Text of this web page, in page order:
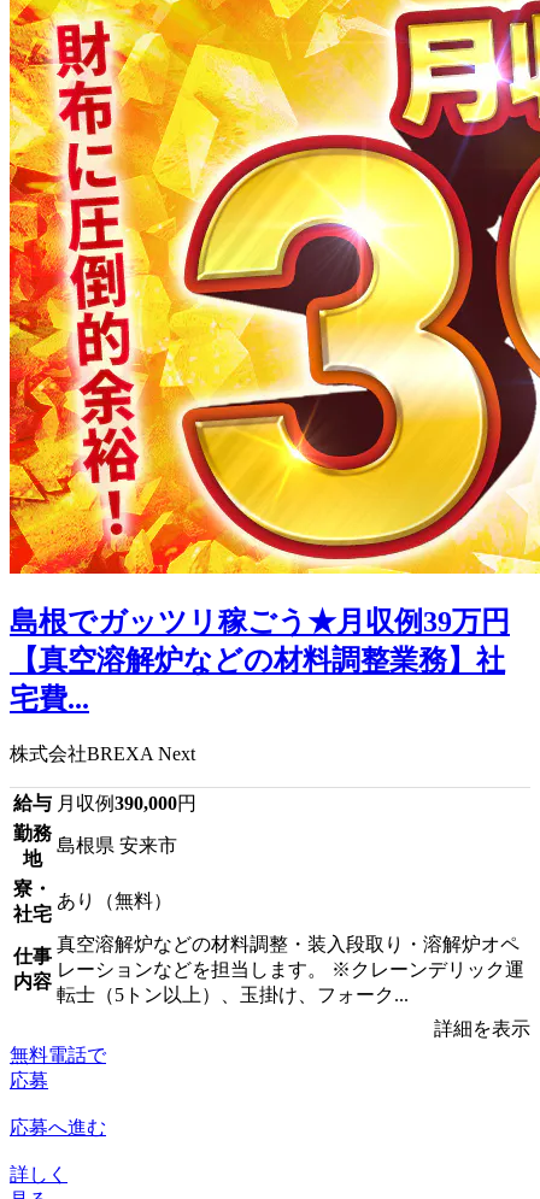
島根でガッツリ稼ごう★月収例39万円
【真空溶解炉などの材料調整業務】社
宅費...
株式会社BREXA Next
給与 月収例390,000円
勤務
地
島根県 安来市
寮・
社宅
あり（無料）
仕事
内容
真空溶解炉などの材料調整・装入段取り・溶解炉オペ
レーションなどを担当します。 ※クレーンデリック運
転士（5トン以上）、玉掛け、フォーク...
詳細を表示
無料電話で
応募
応募へ進む
詳しく